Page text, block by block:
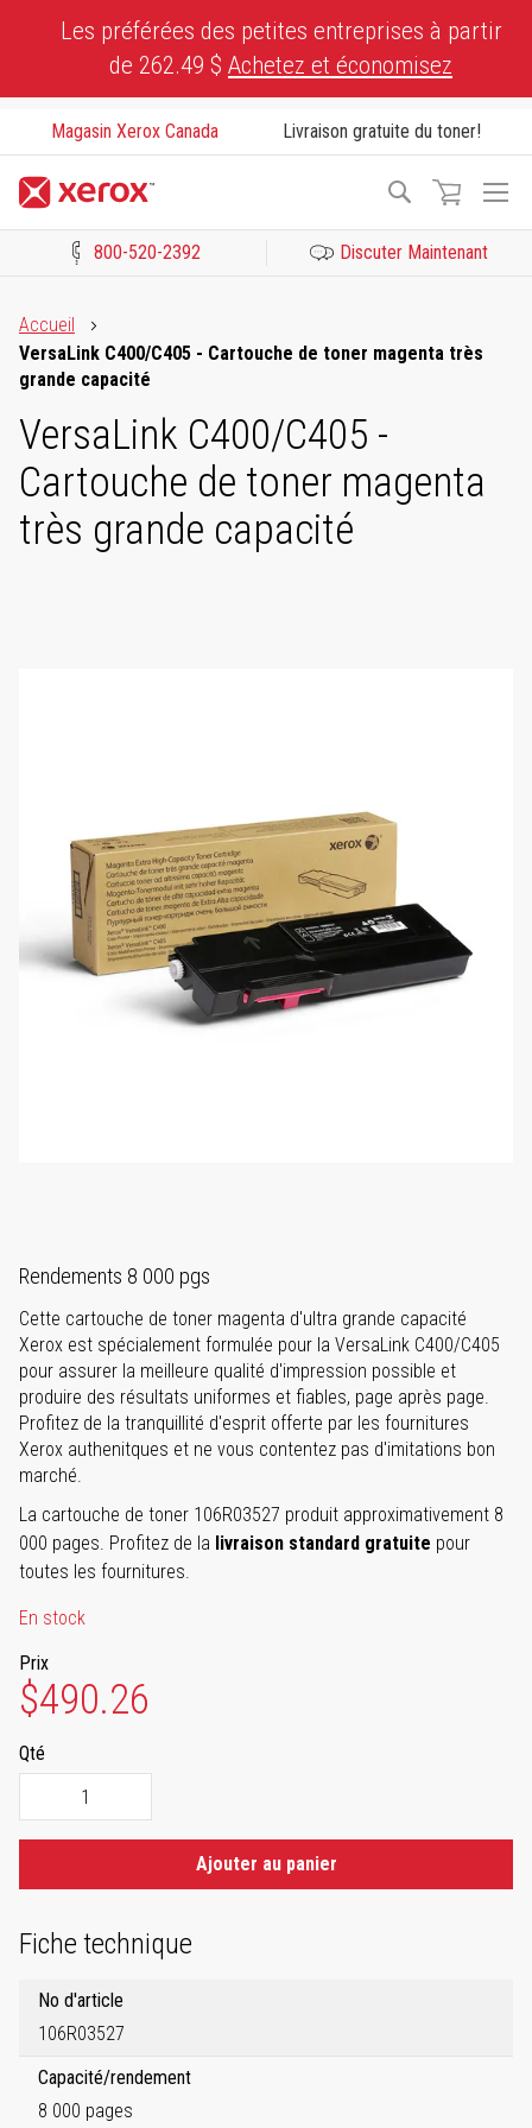
Les préférées des petites entreprises à partir
de 262.49 $ Achetez et économisez
Magasin Xerox Canada Livraison gratuite du toner!
Recherche
800-520-2392 Discuter Maintenant
Accueil
VersaLink C400/C405 - Cartouche de toner magenta très
grande capacité
VersaLink C400/C405 -
Cartouche de toner magenta
très grande capacité
Rendements 8 000 pgs
Cette cartouche de toner magenta d'ultra grande capacité
Xerox est spécialement formulée pour la VersaLink C400/C405
pour assurer la meilleure qualité d'impression possible et
produire des résultats uniformes et fiables, page après page.
Profitez de la tranquillité d'esprit offerte par les fournitures
Xerox authenitques et ne vous contentez pas d'imitations bon
marché.
La cartouche de toner 106R03527 produit approximativement 8
000 pages. Profitez de la livraison standard gratuite pour
toutes les fournitures.
En stock
Prix
$490.26
Qté
Ajouter au panier
Fiche technique
No d'article
106R03527
Capacité/rendement
8 000 pages